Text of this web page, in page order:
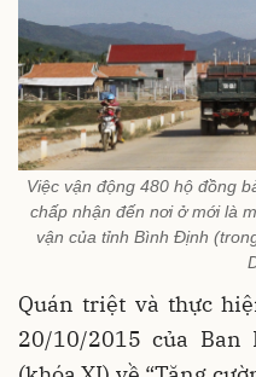
Việc vận động 480 hộ đồng
chấp nhận đến nơi ở mới là
vận của tỉnh Bình Định
Quán triệt và thực
20/10/2015 của